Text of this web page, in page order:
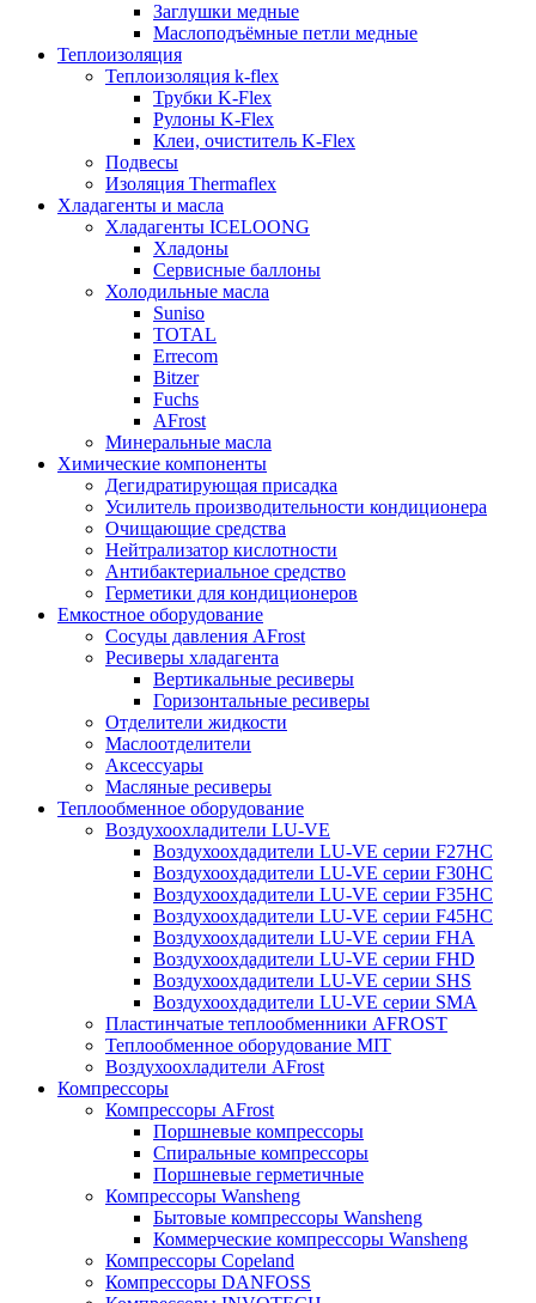
Заглушки медные
Маслоподъёмные петли медные
Теплоизоляция
Теплоизоляция k-flex
Трубки K-Flex
Рулоны K-Flex
Клеи, очиститель K-Flex
Подвесы
Изоляция Thermaflex
Хладагенты и масла
Хладагенты ICELOONG
Хладоны
Сервисные баллоны
Холодильные масла
Suniso
TOTAL
Errecom
Bitzer
Fuchs
AFrost
Минеральные масла
Химические компоненты
Дегидратирующая присадка
Усилитель производительности кондиционера
Очищающие средства
Нейтрализатор кислотности
Антибактериальное средство
Герметики для кондиционеров
Емкостное оборудование
Сосуды давления AFrost
Ресиверы хладагента
Вертикальные ресиверы
Горизонтальные ресиверы
Отделители жидкости
Маслоотделители
Аксессуары
Масляные ресиверы
Теплообменное оборудование
Воздухоохладители LU-VE
Воздухоохдадители LU-VE серии F27HC
Воздухоохдадители LU-VE серии F30HC
Воздухоохдадители LU-VE серии F35HC
Воздухоохдадители LU-VE серии F45HC
Воздухоохдадители LU-VE серии FHA
Воздухоохдадители LU-VE серии FHD
Воздухоохдадители LU-VE серии SHS
Воздухоохдадители LU-VE серии SMA
Пластинчатые теплообменники AFROST
Теплообменное оборудование MIT
Воздухоохладители AFrost
Компрессоры
Компрессоры AFrost
Поршневые компрессоры
Спиральные компрессоры
Поршневые герметичные
Компрессоры Wansheng
Бытовые компрессоры Wansheng
Коммерческие компрессоры Wansheng
Компрессоры Copeland
Компрессоры DANFOSS